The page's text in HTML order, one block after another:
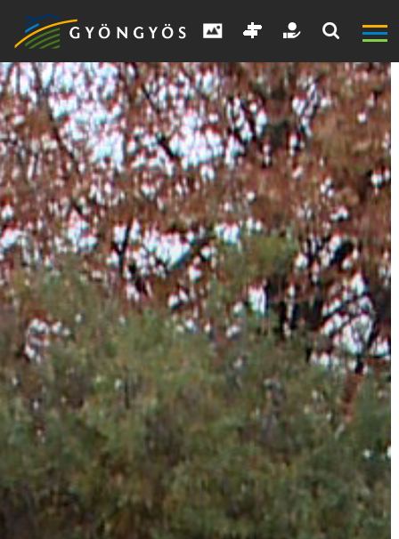
A
VÁROS
KIEMELT
LÁTVÁNYOSSÁGOK
GYÖNGYÖS
VÁROS
ÉRTÉKTÁRA
VÁROSUNKRÓL
LAKOSSÁGI